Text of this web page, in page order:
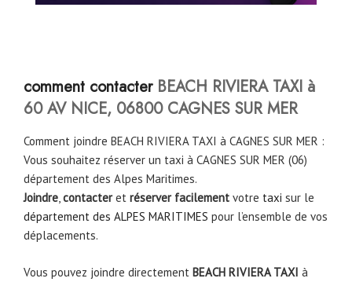
comment contacterBEACH RIVIERA TAXI à
60 AV NICE, 06800 CAGNES SUR MER
Comment joindre BEACH RIVIERA TAXI à CAGNES SUR MER :
Vous souhaitez réserver un taxi à CAGNES SUR MER (06)
département des Alpes Maritimes.
Joindre,contacteret réserver facilement votre taxi sur le
département des ALPES MARITIMES pour l’ensemble de vos
déplacements.
Vous pouvez joindre directement BEACH RIVIERA TAXI à